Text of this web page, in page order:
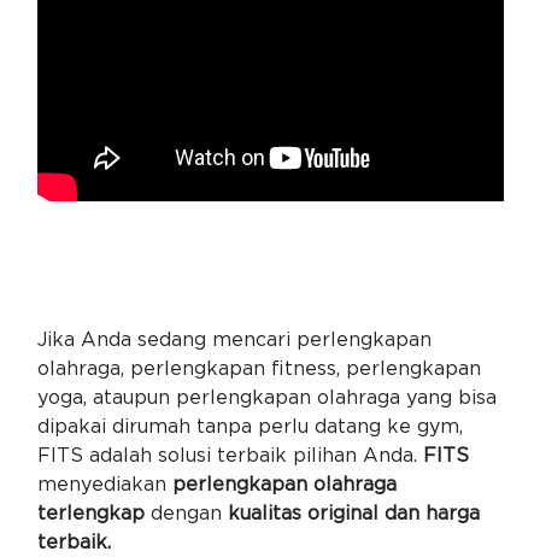
Jika Anda sedang mencari perlengkapan
olahraga, perlengkapan fitness, perlengkapan
yoga, ataupun perlengkapan olahraga yang bisa
dipakai dirumah tanpa perlu datang ke gym,
FITS adalah solusi terbaik pilihan Anda. FITS
menyediakan perlengkapan olahraga
terlengkapdengan kualitas original dan harga
terbaik.